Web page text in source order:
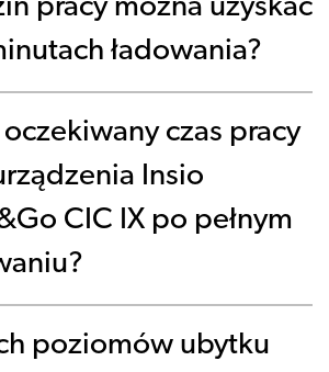
pracy można uzyskać
ładowania?
oczekiwany czas pracy
Insio
CIC IX po pełnym
poziomów ubytku